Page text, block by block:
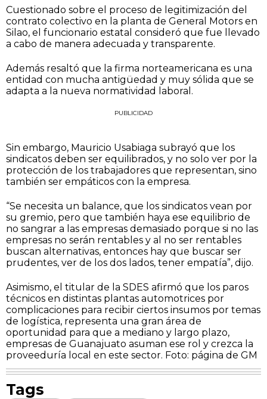
Cuestionado sobre el proceso de legitimización del
contrato colectivo en la planta de General Motors en
Silao, el funcionario estatal consideró que fue llevado
a cabo de manera adecuada y transparente.
Además resaltó que la firma norteamericana es una
entidad con mucha antigüedad y muy sólida que se
adapta a la nueva normatividad laboral.
PUBLICIDAD
Sin embargo, Mauricio Usabiaga subrayó que los
sindicatos deben ser equilibrados, y no solo ver por la
protección de los trabajadores que representan, sino
también ser empáticos con la empresa.
“Se necesita un balance, que los sindicatos vean por
su gremio, pero que también haya ese equilibrio de
no sangrar a las empresas demasiado porque si no las
empresas no serán rentables y al no ser rentables
buscan alternativas, entonces hay que buscar ser
prudentes, ver de los dos lados, tener empatía”, dijo.
Asimismo, el titular de la SDES afirmó que los paros
técnicos en distintas plantas automotrices por
complicaciones para recibir ciertos insumos por temas
de logística, representa una gran área de
oportunidad para que a mediano y largo plazo,
empresas de Guanajuato asuman ese rol y crezca la
proveeduría local en este sector. Foto: página de GM
Tags